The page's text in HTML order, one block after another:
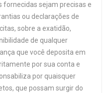
sejam precisas e
ou declarações de
sobre a exatidão,
de qualquer
que você deposita em
por sua conta e
por quaisquer
que possam surgir do